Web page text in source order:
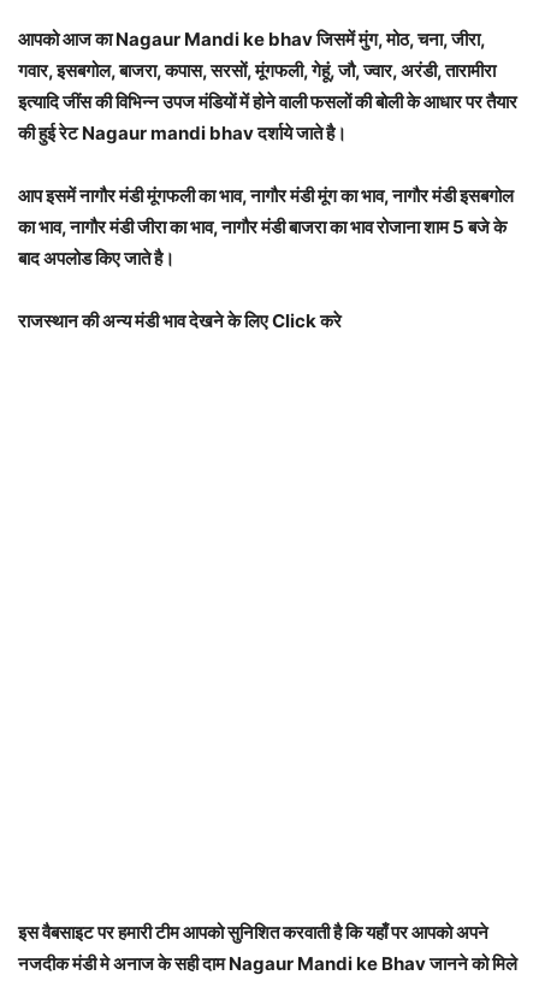
आपको आज का Nagaur Mandi ke bhav जिसमें मुंग, मोठ, चना, जीरा,
गवार, इसबगोल, बाजरा, कपास, सरसों, मूंगफली, गेहूं, जौ, ज्वार, अरंडी, तारामीरा
इत्यादि जींस की विभिन्न उपज मंडियों में होने वाली फसलों की बोली के आधार पर तैयार
की हुई रेट Nagaur mandi bhav दर्शाये जाते है।
आप इसमें नागौर मंडी मूंगफली का भाव, नागौर मंडी मूंग का भाव, नागौर मंडी इसबगोल
का भाव, नागौर मंडी जीरा का भाव, नागौर मंडी बाजरा का भाव रोजाना शाम 5 बजे के
बाद अपलोड किए जाते है।
राजस्थान की अन्य मंडी भाव देखने के लिए Click करे
इस वैबसाइट पर हमारी टीम आपको सुनिशित करवाती है कि यहाँ पर आपको अपने
नजदीक मंडी मे अनाज के सही दाम Nagaur Mandi ke Bhav जानने को मिले